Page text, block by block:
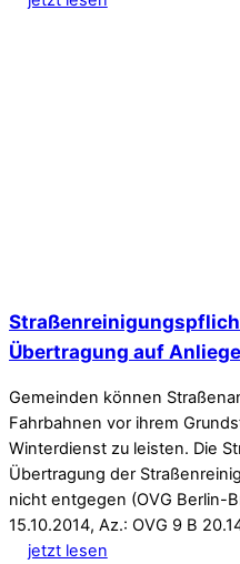
Übertragung auf
Gemeinden können
Fahrbahnen vor ihrem
Winterdienst zu leisten. Die
Übertragung der
nicht entgegen (OVG Berlin-
15.10.2014, Az.: OVG 9 B
jetzt lesen